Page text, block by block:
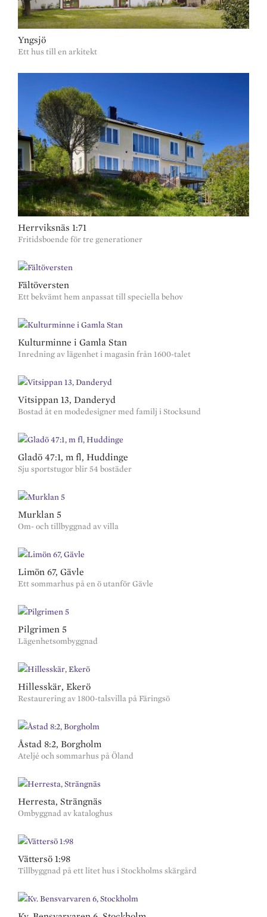
Yngsjö
Ett hus till en arkitekt
Herrviksnäs 1:71
Fritidsboende för tre generationer
Fältöversten
Ett bekvämt hem anpassat till speciella behov
Kulturminne i Gamla Stan
Inredning av lägenhet i magasin från 1600-talet
Vitsippan 13, Danderyd
Bostad åt en modedesigner med familj i Stocksund
Gladö 47:1, m fl, Huddinge
Sju sportstugor blir 54 bostäder
Murklan 5
Om- och tillbyggnad av villa
Limön 67, Gävle
Ett sommarhus på en ö utanför Gävle
Pilgrimen 5
Lägenhetsombyggnad
Hillesskär, Ekerö
Restaurering av 1800-talsvilla på Färingsö
Åstad 8:2, Borgholm
Ateljé och sommarhus på Öland
Herresta, Strängnäs
Ombyggnad av kataloghus
Vättersö 1:98
Tillbyggnad på ett litet hus i Stockholms skärgård